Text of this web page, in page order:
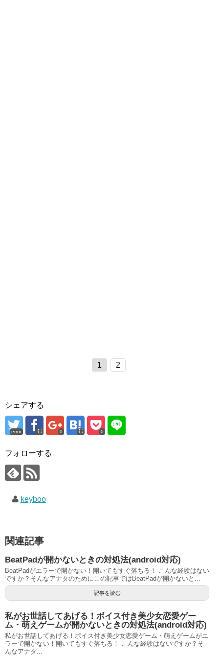
1 2
シェアする
error 0 0
フォローする
keyboo
関連記事
BeatPadが開かないときの対処法(android対応)
BeatPadがエラーで開かない！開いてもすぐ落ちる！ こんな経験はない
ですか？そんなアナタのためにこの記事ではBeatPadが開かないと...
記事を読む
私がお世話してあげる！ボイス付き美少女恋愛ゲー
ム・萌えゲームが開かないときの対処法(android対応)
私がお世話してあげる！ボイス付き美少女恋愛ゲーム・萌えゲームがエ
ラーで開かない！開いてもすぐ落ちる！ こんな経験はないですか？そ
んなアナタ...